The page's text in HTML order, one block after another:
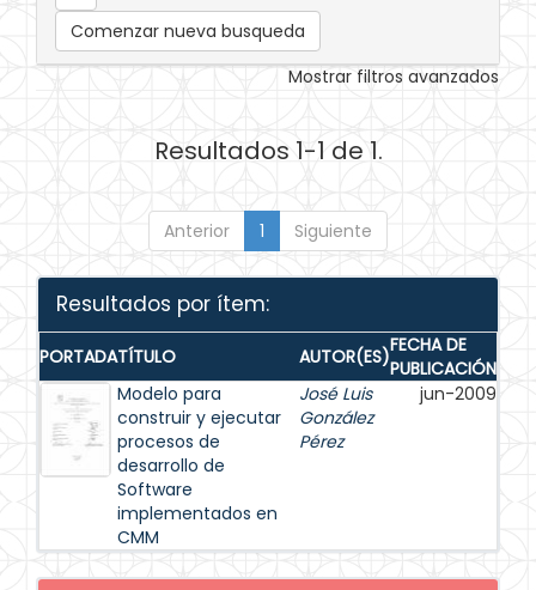
Comenzar nueva busqueda
Mostrar filtros avanzados
Resultados 1-1 de 1.
Anterior 1 Siguiente
Resultados por ítem:
PORTADATÍTULO AUTOR(ES)FECHA DE
PUBLICACIÓN
Modelo para
construir y ejecutar
procesos de
desarrollo de
Software
implementados en
CMM
José Luis
González
Pérez
jun-2009